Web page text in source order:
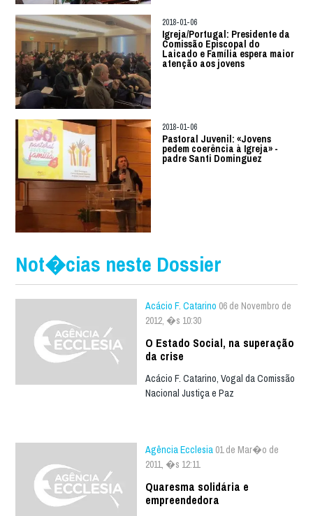
2018-01-06
Igreja/Portugal: Presidente da
Comissão Episcopal do
Laicado e Família espera maior
atenção aos jovens
2018-01-06
Pastoral Juvenil: «Jovens
pedem coerência à Igreja» -
padre Santi Dominguez
Not�cias neste Dossier
Acácio F. Catarino 06 de Novembro de
2012, �s 10:30
O Estado Social, na superação
da crise
Acácio F. Catarino, Vogal da Comissão
Nacional Justiça e Paz
Agência Ecclesia 01 de Mar�o de
2011, �s 12:11
Quaresma solidária e
empreendedora